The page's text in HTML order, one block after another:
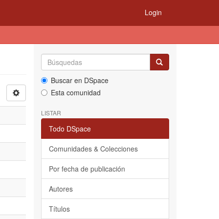
Login
Buscar en DSpace
Esta comunidad
LISTAR
Todo DSpace
Comunidades & Colecciones
Por fecha de publicación
Autores
Títulos